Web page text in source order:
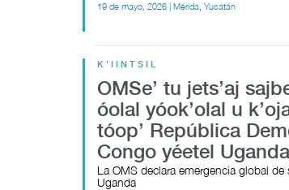
19 de mayo, 2026 | Mérida, Yucatán
K'IINTSIL
OMSe’ tu jets’aj
óolal yóok’olal u
tóop’ República
Congo yéetel Uganda
La OMS declara emergencia global
Uganda